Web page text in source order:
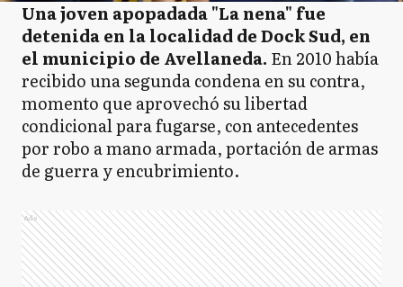
Una joven apopadada "La nena" fue
detenida en la localidad de Dock Sud, en
el municipio de Avellaneda. En 2010 había
recibido una segunda condena en su contra,
momento que aprovechó su libertad
condicional para fugarse, con antecedentes
por robo a mano armada, portación de armas
de guerra y encubrimiento.
Ads